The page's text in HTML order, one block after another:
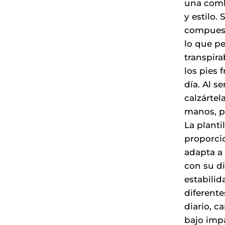
una
y estilo.
lo que
los pies
día. Al
manos,
La
adapta a
con su
diario,
bajo